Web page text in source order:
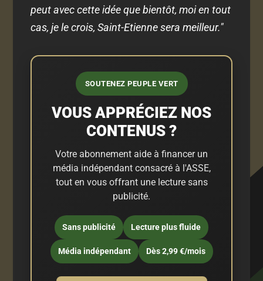
peut avec cette idée que bientôt, moi en tout
cas, je le crois, Saint-Etienne sera meilleur."
SOUTENEZ PEUPLE VERT
VOUS APPRÉCIEZ NOS
CONTENUS ?
Votre abonnement aide à financer un
média indépendant consacré à l'ASSE,
tout en vous offrant une lecture sans
publicité.
Sans publicité Lecture plus fluide
Média indépendant Dès 2,99 €/mois